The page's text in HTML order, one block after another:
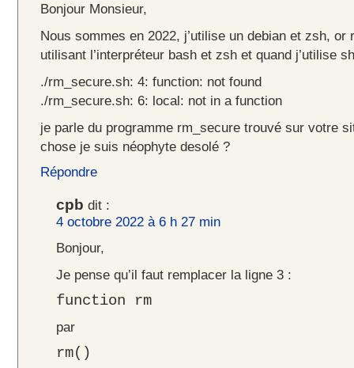
Bonjour Monsieur,
Nous sommes en 2022, j’utilise un debian et zsh, or
utilisant l’interpréteur bash et zsh et quand j’utilise sh
./rm_secure.sh: 4: function: not found
./rm_secure.sh: 6: local: not in a function
je parle du programme rm_secure trouvé sur votre
chose je suis néophyte desolé ?
Répondre
cpb dit :
4 octobre 2022 à 6 h 27 min
Bonjour,
Je pense qu’il faut remplacer la ligne 3 :
function rm
par
rm()